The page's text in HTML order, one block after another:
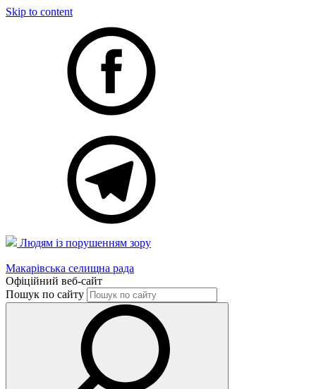
Skip to content
Людям із порушенням зору
Макарівська селищна рада
Офіційний веб-сайт
Пошук по сайту